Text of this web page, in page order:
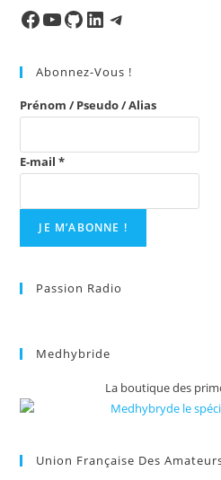
Facebook
Ma chaineMon Repo GithubLinkedInTelegram
Abonnez-Vous !
Prénom / Pseudo / Alias
E-mail*
Passion Radio
Medhybride
La boutique des
Union Française Des